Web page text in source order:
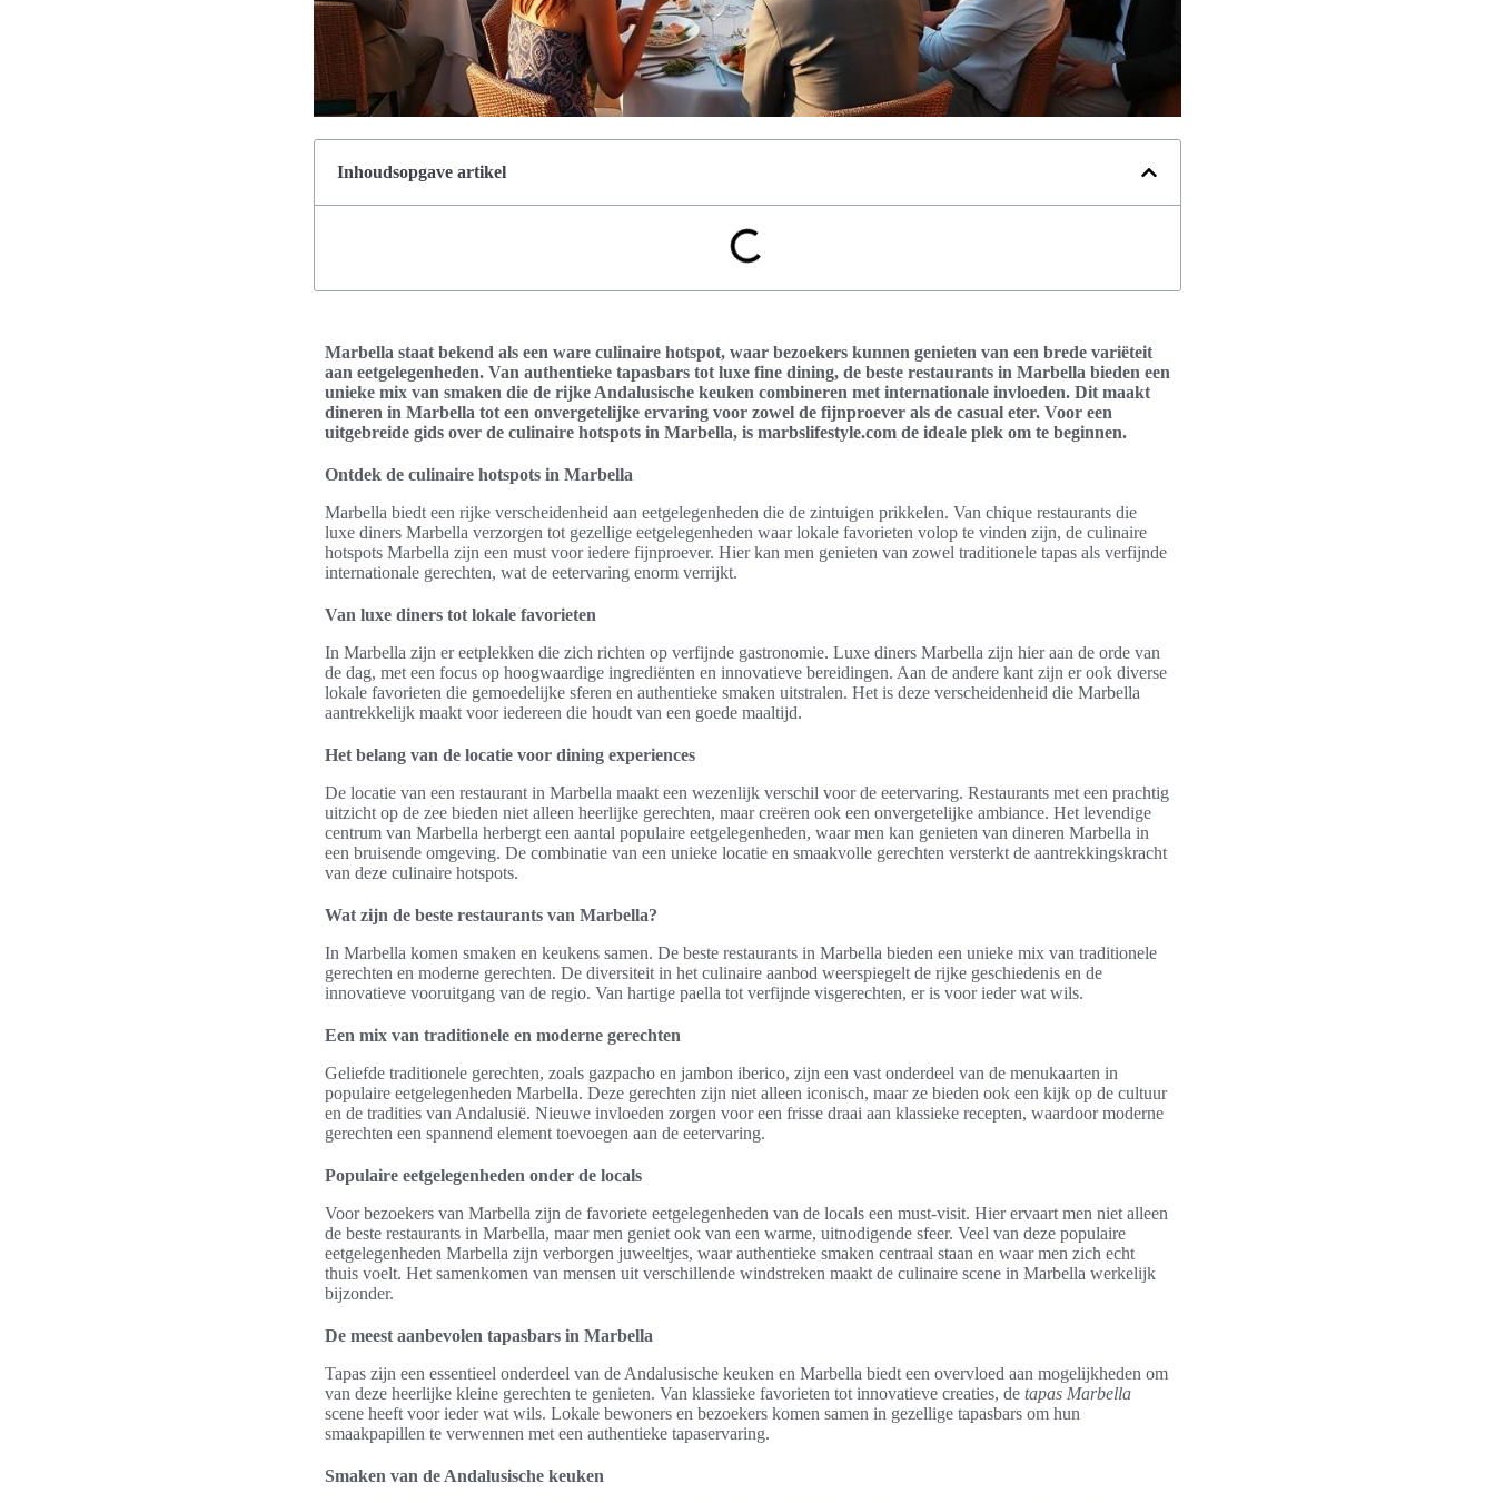
Inhoudsopgave artikel
Marbella staat bekend als een ware culinaire hotspot, waar bezoekers kunnen genieten van een brede variëteit
aan eetgelegenheden. Van authentieke tapasbars tot luxe fine dining, de beste restaurants in Marbella bieden een
unieke mix van smaken die de rijke Andalusische keuken combineren met internationale invloeden. Dit maakt
dineren in Marbella tot een onvergetelijke ervaring voor zowel de fijnproever als de casual eter. Voor een
uitgebreide gids over de culinaire hotspots in Marbella, is marbslifestyle.com de ideale plek om te beginnen.
Ontdek de culinaire hotspots in Marbella
Marbella biedt een rijke verscheidenheid aan eetgelegenheden die de zintuigen prikkelen. Van chique restaurants die
luxe diners Marbella verzorgen tot gezellige eetgelegenheden waar lokale favorieten volop te vinden zijn, de culinaire
hotspots Marbella zijn een must voor iedere fijnproever. Hier kan men genieten van zowel traditionele tapas als verfijnde
internationale gerechten, wat de eetervaring enorm verrijkt.
Van luxe diners tot lokale favorieten
In Marbella zijn er eetplekken die zich richten op verfijnde gastronomie. Luxe diners Marbella zijn hier aan de orde van
de dag, met een focus op hoogwaardige ingrediënten en innovatieve bereidingen. Aan de andere kant zijn er ook diverse
lokale favorieten die gemoedelijke sferen en authentieke smaken uitstralen. Het is deze verscheidenheid die Marbella
aantrekkelijk maakt voor iedereen die houdt van een goede maaltijd.
Het belang van de locatie voor dining experiences
De locatie van een restaurant in Marbella maakt een wezenlijk verschil voor de eetervaring. Restaurants met een prachtig
uitzicht op de zee bieden niet alleen heerlijke gerechten, maar creëren ook een onvergetelijke ambiance. Het levendige
centrum van Marbella herbergt een aantal populaire eetgelegenheden, waar men kan genieten van dineren Marbella in
een bruisende omgeving. De combinatie van een unieke locatie en smaakvolle gerechten versterkt de aantrekkingskracht
van deze culinaire hotspots.
Wat zijn de beste restaurants van Marbella?
In Marbella komen smaken en keukens samen. De beste restaurants in Marbella bieden een unieke mix van traditionele
gerechten en moderne gerechten. De diversiteit in het culinaire aanbod weerspiegelt de rijke geschiedenis en de
innovatieve vooruitgang van de regio. Van hartige paella tot verfijnde visgerechten, er is voor ieder wat wils.
Een mix van traditionele en moderne gerechten
Geliefde traditionele gerechten, zoals gazpacho en jambon iberico, zijn een vast onderdeel van de menukaarten in
populaire eetgelegenheden Marbella. Deze gerechten zijn niet alleen iconisch, maar ze bieden ook een kijk op de cultuur
en de tradities van Andalusië. Nieuwe invloeden zorgen voor een frisse draai aan klassieke recepten, waardoor moderne
gerechten een spannend element toevoegen aan de eetervaring.
Populaire eetgelegenheden onder de locals
Voor bezoekers van Marbella zijn de favoriete eetgelegenheden van de locals een must-visit. Hier ervaart men niet alleen
de beste restaurants in Marbella, maar men geniet ook van een warme, uitnodigende sfeer. Veel van deze populaire
eetgelegenheden Marbella zijn verborgen juweeltjes, waar authentieke smaken centraal staan en waar men zich echt
thuis voelt. Het samenkomen van mensen uit verschillende windstreken maakt de culinaire scene in Marbella werkelijk
bijzonder.
De meest aanbevolen tapasbars in Marbella
Tapas zijn een essentieel onderdeel van de Andalusische keuken en Marbella biedt een overvloed aan mogelijkheden om
van deze heerlijke kleine gerechten te genieten. Van klassieke favorieten tot innovatieve creaties, de tapas Marbella
scene heeft voor ieder wat wils. Lokale bewoners en bezoekers komen samen in gezellige tapasbars om hun
smaakpapillen te verwennen met een authentieke tapaservaring.
Smaken van de Andalusische keuken